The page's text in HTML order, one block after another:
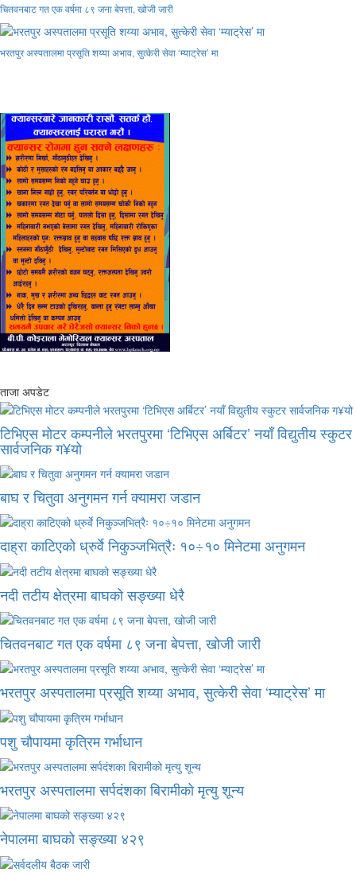
चितवनबाट गत एक वर्षमा ८९ जना बेपत्ता, खोजी जारी
भरतपुर अस्पतालमा प्रसूति शय्या अभाव, सुत्केरी सेवा ‘म्याट्रेस’ मा
ताजा अपडेट
टिभिएस मोटर कम्पनीले भरतपुरमा ‘टिभिएस अर्बिटर’ नयाँ विद्युतीय स्कुटर
सार्वजनिक ग¥यो
बाघ र चितुवा अनुगमन गर्न क्यामरा जडान
दाह्रा काटिएको ध्रुर्वे निकुञ्जभित्रैः १०÷१० मिनेटमा अनुगमन
नदी तटीय क्षेत्रमा बाघको सङ्ख्या धेरै
चितवनबाट गत एक वर्षमा ८९ जना बेपत्ता, खोजी जारी
भरतपुर अस्पतालमा प्रसूति शय्या अभाव, सुत्केरी सेवा ‘म्याट्रेस’ मा
पशु चौपायमा कृत्रिम गर्भाधान
भरतपुर अस्पतालमा सर्पदंशका बिरामीको मृत्यु शून्य
नेपालमा बाघको सङ्ख्या ४२९